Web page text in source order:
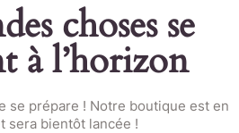
choses se
à l’horizon
se prépare ! Notre boutique est en
sera bientôt lancée !